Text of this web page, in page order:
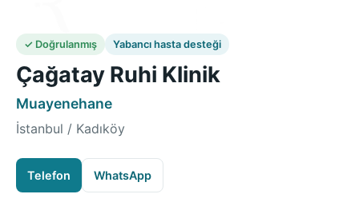
✓ Doğrulanmış Yabancı hasta desteği
Çağatay Ruhi Klinik
Muayenehane
İstanbul / Kadıköy
Telefon WhatsApp